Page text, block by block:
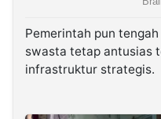
Pemerintah pun
swasta tetap antusias
infrastruktur strategis.